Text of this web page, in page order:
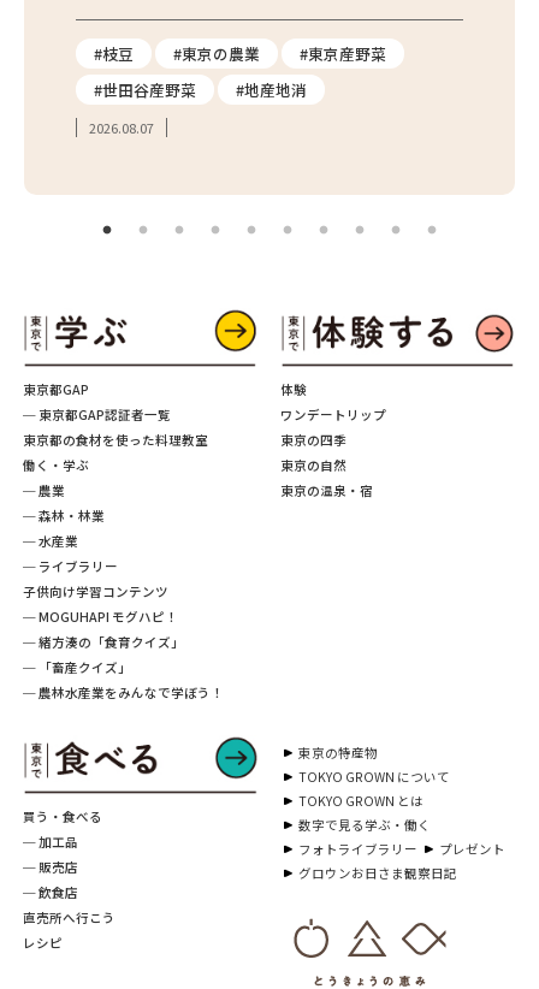
#枝豆 #東京の農業
#東京産野菜
#世田谷産野菜
#地産地消
2026.08.07
東京都GAP
─ 東京都GAP認証者一覧
東京都の食材を使った料理教室
働く・学ぶ
─ 農業
─ 森林・林業
─ 水産業
─ ライブラリー
子供向け学習コンテンツ
─ MOGUHAPI モグハピ！
─ 緒方湊の「食育クイズ」
─ 「畜産クイズ」
─ 農林水産業をみんなで学ぼう！
買う・食べる
─ 加工品
─ 販売店
─ 飲食店
直売所へ行こう
レシピ
体験
ワンデートリップ
東京の四季
東京の自然
東京の温泉・宿
東京の特産物
TOKYO GROWN について
TOKYO GROWN とは
数字で見る学ぶ・働く
フォトライブラリー
プレゼント
グロウンお日さま観察日記